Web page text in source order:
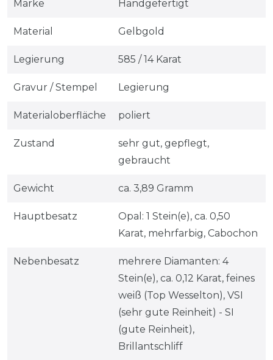
Marke Handgefertigt
Material Gelbgold
Legierung 585 / 14 Karat
Gravur / Stempel Legierung
Materialoberfläche poliert
Zustand
sehr gut, gepflegt,
gebraucht
Gewicht ca. 3,89 Gramm
Hauptbesatz
Opal: 1 Stein(e), ca. 0,50
Karat, mehrfarbig, Cabochon
Nebenbesatz
mehrere Diamanten: 4
Stein(e), ca. 0,12 Karat, feines
weiß (Top Wesselton), VSI
(sehr gute Reinheit) - SI
(gute Reinheit),
Brillantschliff